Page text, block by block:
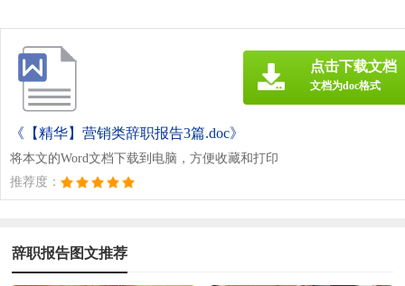
《【精华】营销类辞职报告3篇.doc》
将本文的Word文档下载到电脑，方便收藏和打印
推荐度：
点击下载文档
文档为doc格式
辞职报告图文推荐